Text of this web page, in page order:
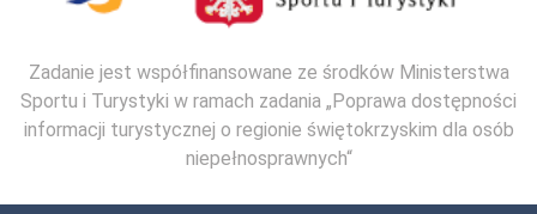
Zadanie jest współfinansowane ze środków Ministerstwa
Sportu i Turystyki w ramach zadania „Poprawa dostępności
informacji turystycznej o regionie świętokrzyskim dla osób
niepełnosprawnych“